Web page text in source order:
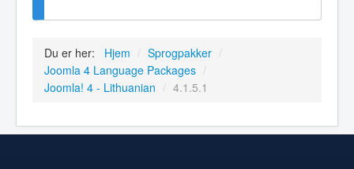
Du er her: Hjem / Sprogpakker /
Joomla 4 Language Packages /
Joomla! 4 - Lithuanian / 4.1.5.1